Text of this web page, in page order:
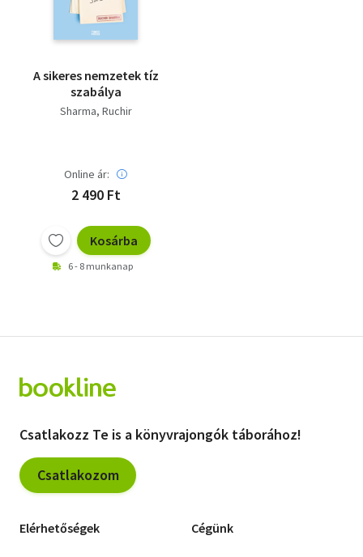
A sikeres nemzetek tíz
szabálya
Sharma, Ruchir
Online ár:
2 490 Ft
Kosárba
6 - 8 munkanap
Csatlakozz Te is a könyvrajongók táborához!
Csatlakozom
Elérhetőségek Cégünk